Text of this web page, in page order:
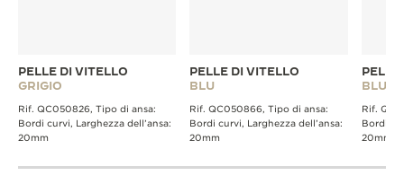
PELLE DI VITELLO
GRIGIO
Rif. QC050826, Tipo di ansa:
Bordi curvi, Larghezza dell’ansa:
20mm
PELLE DI VITELLO
BLU
Rif. QC050866, Tipo di ansa:
Bordi curvi, Larghezza dell’ansa:
20mm
PELLE
BLU
Rif.
Bordi
20mm